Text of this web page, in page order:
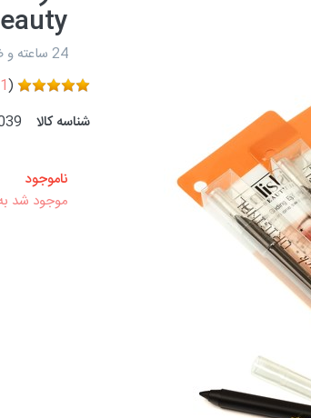
24 ساعته و ضد آب
(
1
شناسه کالا
ناموجود
موجود شد